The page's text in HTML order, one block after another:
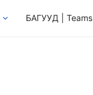
БАГУУД | Teams